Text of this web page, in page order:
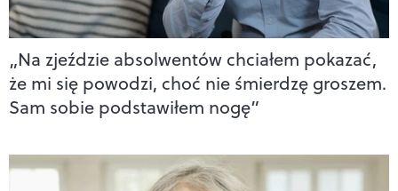
„Na zjeździe absolwentów chciałem pokazać,
że mi się powodzi, choć nie śmierdzę groszem.
Sam sobie podstawiłem nogę”